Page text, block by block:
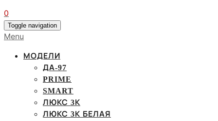
0
Toggle navigation
Menu
МОДЕЛИ
ДА-97
PRIME
SMART
ЛЮКС 3К
ЛЮКС 3К БЕЛАЯ